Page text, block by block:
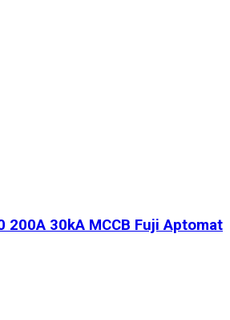
200A 30kA MCCB Fuji Aptomat